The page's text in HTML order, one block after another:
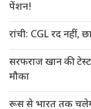
पेंशन!
रांची: CGL रद नहीं,
सरफराज खान की
मौका
रूस से भारत तक